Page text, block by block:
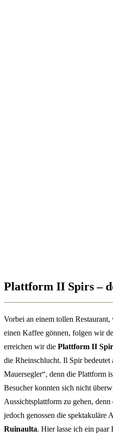
Plattform II Spirs –
Vorbei an einem tollen
einen Kaffee gönnen, folgen wir
erreichen wir die Plattform II
die Rheinschlucht. Il Spir bedeutet
Mauersegler“, denn die Plattform
Besucher konnten sich nicht
Aussichtsplattform zu gehen,
jedoch genossen die spektakuläre
Ruinaulta. Hier lasse ich ein